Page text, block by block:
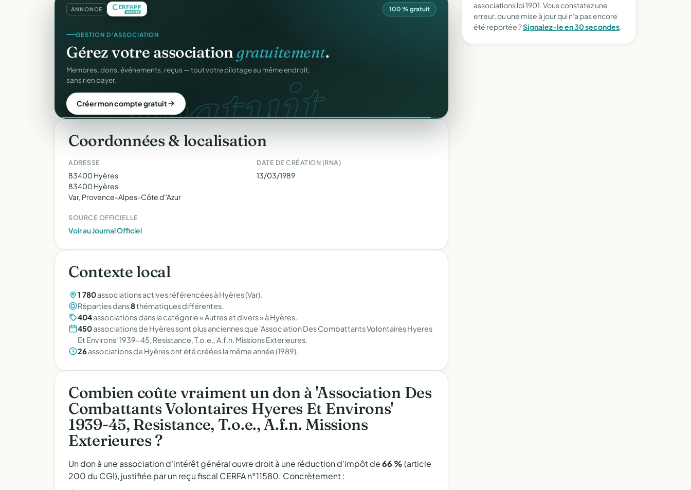
ANNONCE 100 % gratuit
web.
SITE WEB
Votre site web d'associationoffert.
Une page publique élégante et un site de collecte, prêts en cinq minutes.
Sans webmaster.
Créer mon site gratuit
Coordonnées & localisation
ADRESSE
83400 Hyères
83400 Hyères
Var, Provence-Alpes-Côte d''Azur
DATE DE CRÉATION (RNA)
13/03/1989
SOURCE OFFICIELLE
Voir au Journal Officiel
Contexte local
1 780associations actives référencées à Hyères (Var).
Réparties dans8thématiques différentes.
404associations dans la catégorie « Autres et divers » à Hyères.
450associations de Hyères sont plus anciennes que 'Association Des Combattants Volontaires Hyeres
Et Environs' 1939-45, Resistance, T.o.e., A.f.n. Missions Exterieures.
26 associations de Hyères ont été créées la même année (1989).
Combien coûte vraiment un don à 'Association Des
Combattants Volontaires Hyeres Et Environs'
1939-45, Resistance, T.o.e., A.f.n. Missions
Exterieures ?
Un don à une association d'intérêt général ouvre droit à une réduction d'impôt de66 %(article
200 du CGI), justifiée par un reçu fiscal CERFA n°11580. Concrètement :
associations loi 1901. Vous constatez une
erreur, ou une mise à jour qui n'a pas encore
été reportée ?Signalez-le en 30 secondes.